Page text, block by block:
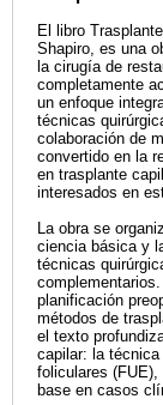
El libro
Shapiro, es una
la cirugía de
completamente
un enfoque
técnicas
colaboración de
convertido en la
en trasplante
interesados en
La obra se
ciencia básica y
técnicas
planificación
métodos de
el texto
capilar: la
foliculares
base en casos